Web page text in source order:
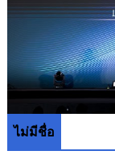
ไม่มีชื่อ